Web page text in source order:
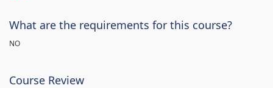
What are the requirements for this course?
NO
Course Review